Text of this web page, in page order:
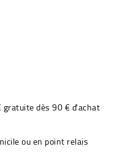
dès 90 € d'achat
ou en point relais